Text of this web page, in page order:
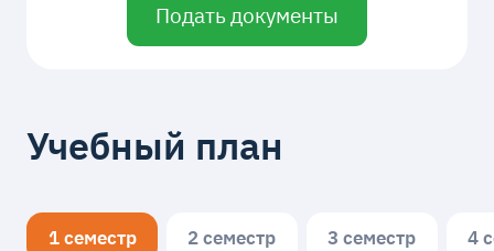
Подать документы
Учебный план
1 семестр 2 семестр 3 семестр 4